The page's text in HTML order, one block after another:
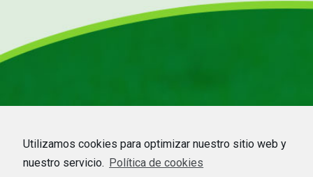
Utilizamos cookies para optimizar nuestro sitio web y
nuestro servicio. Política de cookies